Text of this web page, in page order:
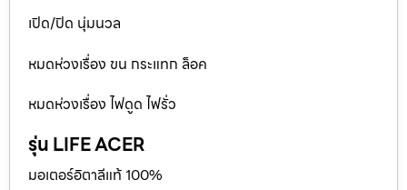
เปิด/ปิด นุ่มนวล
หมดห่วงเรื่อง ขน กระแทก ล็อค
หมดห่วงเรื่อง ไฟดูด ไฟรั่ว
รุ่น LIFE ACER
มอเตอร์อิตาลีแท้ 100%